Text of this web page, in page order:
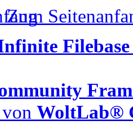
Zum
Filebase
WoltLab®